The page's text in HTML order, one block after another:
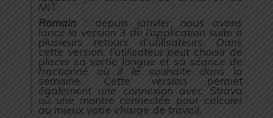
MIT.
Romain : depuis janvier, nous avons
lancé la version 3 de l’application suite à
plusieurs retours d’utilisateurs. Dans
cette version, l’utilisateur peut choisir de
placer sa sortie longue et sa séance de
fractionné où il le souhaite dans la
semaine. Cette version permet
également une connexion avec Strava
ou une montre connectée pour calculer
au mieux votre charge de travail.